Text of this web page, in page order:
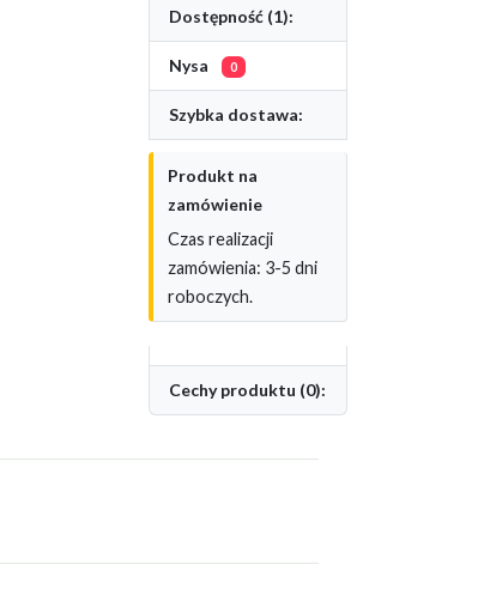
Dostępność (1):
Nysa 0
Szybka dostawa:
Produkt na
zamówienie
Czas realizacji
zamówienia: 3-5 dni
roboczych.
Cechy produktu (0):